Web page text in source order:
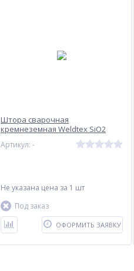
Штора сварочная
кремнеземная Weldtex SiO2
Артикул: -
Не указана цена за 1 шт
Под заказ
ОФОРМИТЬ ЗАЯВКУ